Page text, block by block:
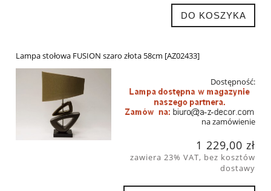
DO KOSZYKA
Lampa stołowa FUSION szaro złota 58cm [AZ02433]
Dostępność:
na zamówienie
1 229,00 zł
zawiera 23% VAT, bez kosztów
dostawy